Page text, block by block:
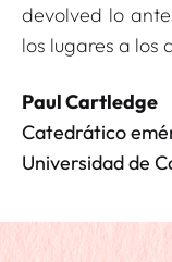
devolved lo
los lugares a los
Paul Cartledge
Catedrático
Universidad de